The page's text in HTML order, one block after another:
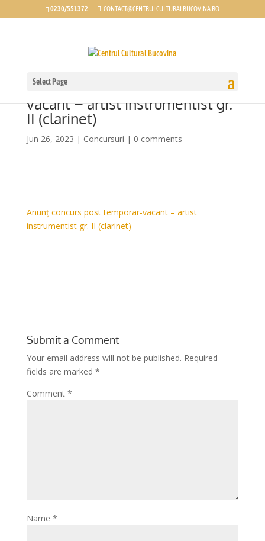
0230/551372 CONTACT@CENTRULCULTURALBUCOVINA.RO
Select Page
Anunț concurs post temporar-
vacant – artist instrumentist gr.
II (clarinet)
Jun 26, 2023 | Concursuri | 0 comments
Anunț concurs post temporar-vacant – artist
instrumentist gr. II (clarinet)
Submit a Comment
Your email address will not be published. Required
fields are marked *
Comment *
Name *